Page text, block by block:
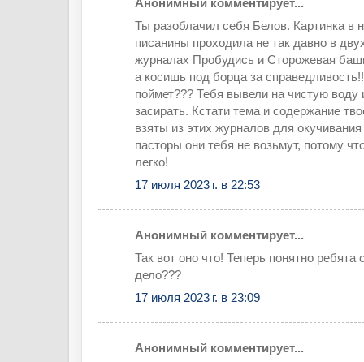
Анонимный комментирует...
Ты разоблачил себя Белов. Картинка в
писанины проходила не так давно в
журналах Пробудись и Сторожевая
а косишь под борца за
поймет??? Тебя вывели на чистую воду
засирать. Кстати тема и содержание
взяты из этих журналов для
пасторы они тебя не возьмут, потому
легко!
17 июля 2023 г. в 22:53
Анонимный комментирует...
Так вот оно что! Теперь понятно ребята
дело???
17 июля 2023 г. в 23:09
Анонимный комментирует...